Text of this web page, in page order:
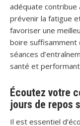
adéquate contribue
prévenir la fatigue
favoriser une
boire suffisamment
séances
santé et
Écoutez votre
jours de repos
Il est essentiel